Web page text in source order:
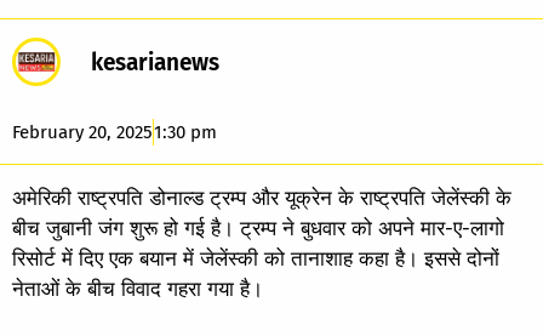
kesarianews
February 20, 20251:30 pm
अमेरिकी राष्ट्रपति डोनाल्ड ट्रम्प और यूक्रेन के राष्ट्रपति जेलेंस्की के
बीच जुबानी जंग शुरू हो गई है। ट्रम्प ने बुधवार को अपने मार-ए-लागो
रिसोर्ट में दिए एक बयान में जेलेंस्की को तानाशाह कहा है। इससे दोनों
नेताओं के बीच विवाद गहरा गया है।